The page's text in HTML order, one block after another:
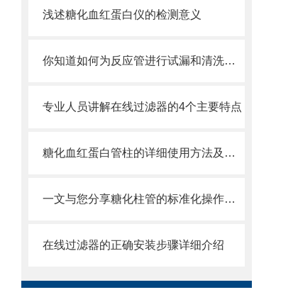
浅述糖化血红蛋白仪的检测意义
你知道如何为反应管进行试漏和清洗吗？这篇文章教你一个有效的方法
专业人员讲解在线过滤器的4个主要特点
糖化血红蛋白管柱的详细使用方法及注意事项介绍
一文与您分享糖化柱管的标准化操作流程
在线过滤器的正确安装步骤详细介绍